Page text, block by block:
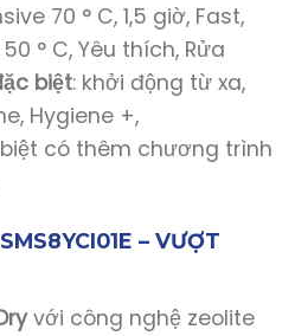
70 ° C, 1,5 giờ, Fast,
° C, Yêu thích, Rửa
biệt: khởi động từ xa,
Hygiene +,
có thêm chương trình
– VƯỢT
với công nghệ zeolite